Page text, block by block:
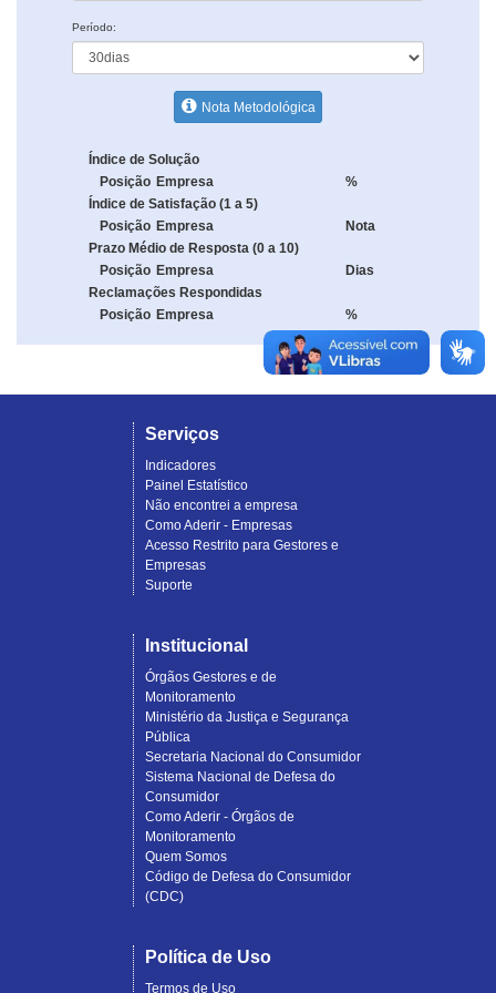
Período:
Nota Metodológica
Índice de Solução
Posição Empresa
%
Índice de Satisfação (1 a 5)
Posição Empresa
Nota
Prazo Médio de Resposta (0 a 10)
Posição Empresa
Dias
Reclamações Respondidas
Posição Empresa %
Serviços
Indicadores
Painel Estatístico
Não encontrei a empresa
Como Aderir - Empresas
Acesso Restrito para Gestores e
Empresas
Suporte
Institucional
Órgãos Gestores e de
Monitoramento
Ministério da Justiça e Segurança
Pública
Secretaria Nacional do Consumidor
Sistema Nacional de Defesa do
Consumidor
Como Aderir - Órgãos de
Monitoramento
Quem Somos
Código de Defesa do Consumidor
(CDC)
Política de Uso
Termos de Uso